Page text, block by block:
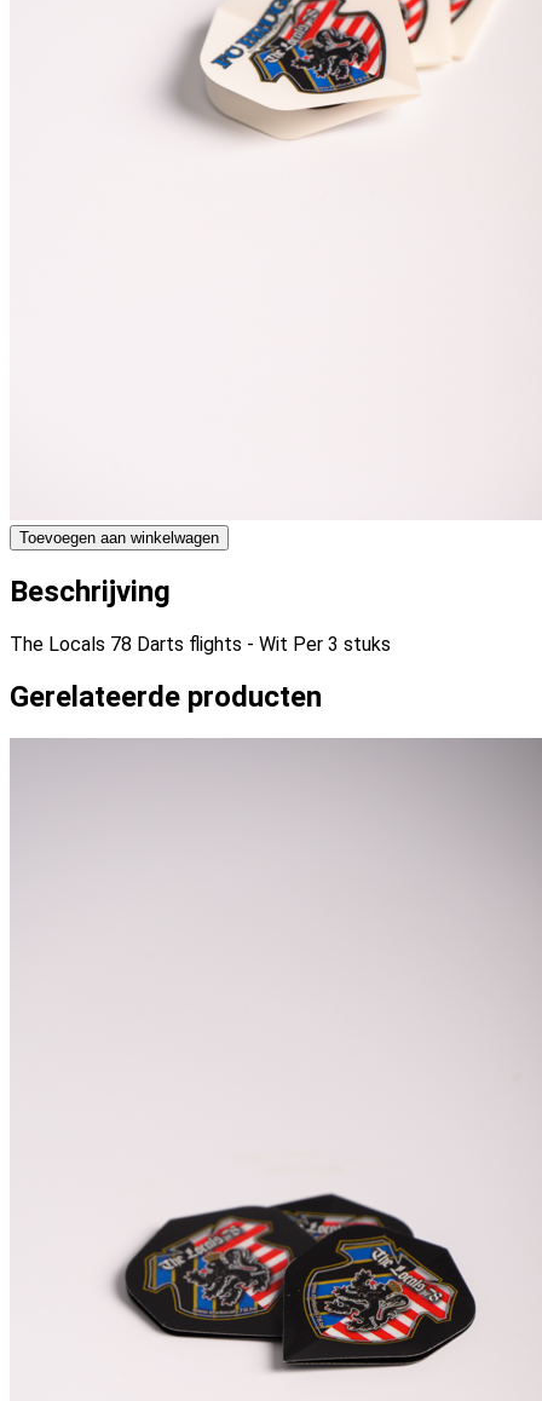
Toevoegen aan winkelwagen
Beschrijving
The Locals 78 Darts flights - Wit Per 3 stuks
Gerelateerde producten